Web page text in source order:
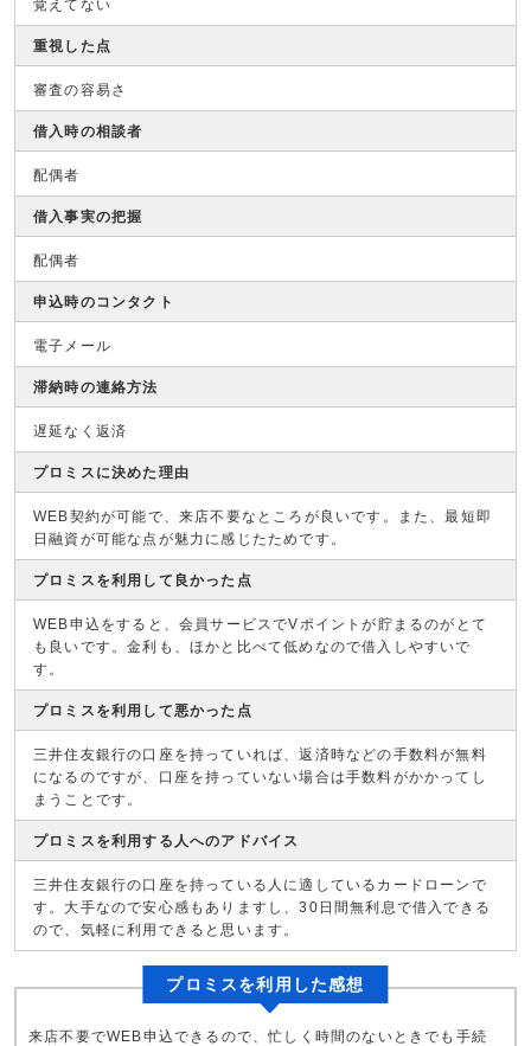
覚えてない
重視した点
審査の容易さ
借入時の相談者
配偶者
借入事実の把握
配偶者
申込時のコンタクト
電子メール
滞納時の連絡方法
遅延なく返済
プロミスに決めた理由
WEB契約が可能で、来店不要なところが良いです。また、最短即
日融資が可能な点が魅力に感じたためです。
プロミスを利用して良かった点
WEB申込をすると、会員サービスでVポイントが貯まるのがとて
も良いです。金利も、ほかと比べて低めなので借入しやすいで
す。
プロミスを利用して悪かった点
三井住友銀行の口座を持っていれば、返済時などの手数料が無料
になるのですが、口座を持っていない場合は手数料がかかってし
まうことです。
プロミスを利用する人へのアドバイス
三井住友銀行の口座を持っている人に適しているカードローンで
す。大手なので安心感もありますし、30日間無利息で借入できる
ので、気軽に利用できると思います。
プロミスを利用した感想
来店不要でWEB申込できるので、忙しく時間のないときでも手続